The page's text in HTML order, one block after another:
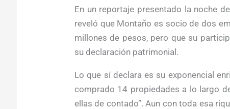
En un reportaje presentado la noche
reveló que Montaño es socio de dos
millones de pesos, pero que su
su declaración patrimonial.
Lo que sí declara es su exponencial
comprado 14 propiedades a lo largo
ellas de contado”. Aun con toda esa